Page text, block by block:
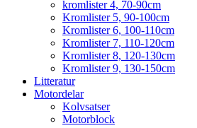
kromlister 4, 70-90cm
Kromlister 5, 90-100cm
Kromlister 6, 100-110cm
Kromlister 7, 110-120cm
Kromlister 8, 120-130cm
Kromlister 9, 130-150cm
Litteratur
Motordelar
Kolvsatser
Motorblock